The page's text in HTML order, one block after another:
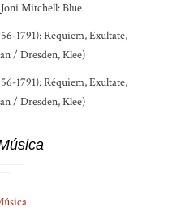
Mitchell: Blue
1791): Réquiem, Exultate,
/ Dresden, Klee)
1791): Réquiem, Exultate,
/ Dresden, Klee)